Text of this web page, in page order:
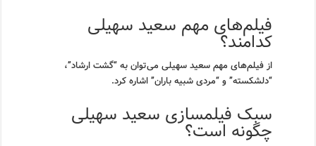
فیلم‌های مهم سعید سهیلی
کدامند؟
از فیلم‌های مهم سعید سهیلی می‌توان به “گشت ارشاد”،
“دلشکسته” و “مردی شبیه باران” اشاره کرد.
سبک فیلمسازی سعید سهیلی
چگونه است؟